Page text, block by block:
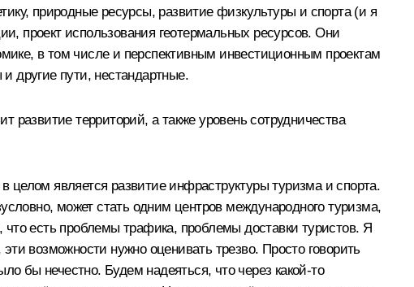
природные ресурсы, развитие физкультуры и спорта (и я
проект использования геотермальных ресурсов. Они
в том числе и перспективным инвестиционным проектам
другие пути, нестандартные.
развитие территорий, а также уровень сотрудничества
является развитие инфраструктуры туризма и спорта.
может стать одним центров международного туризма,
есть проблемы трафика, проблемы доставки туристов. Я
возможности нужно оценивать трезво. Просто говорить
бы нечестно. Будем надеяться, что через какой‑то